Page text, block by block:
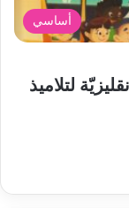
أساسي
لتلاميذ